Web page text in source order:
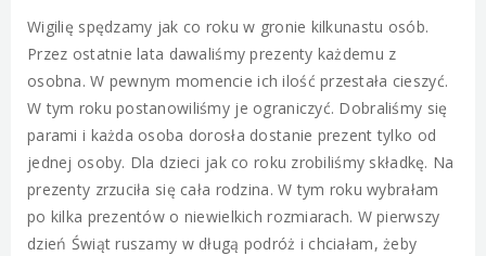
Wigilię spędzamy jak co roku w gronie kilkunastu osób.
Przez ostatnie lata dawaliśmy prezenty każdemu z
osobna. W pewnym momencie ich ilość przestała cieszyć.
W tym roku postanowiliśmy je ograniczyć. Dobraliśmy się
parami i każda osoba dorosła dostanie prezent tylko od
jednej osoby. Dla dzieci jak co roku zrobiliśmy składkę. Na
prezenty zrzuciła się cała rodzina. W tym roku wybrałam
po kilka prezentów o niewielkich rozmiarach. W pierwszy
dzień Świąt ruszamy w długą podróż i chciałam, żeby